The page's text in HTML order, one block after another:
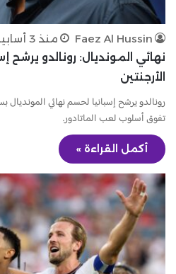
Faez Al Hussin
منذ 3 أسابيع
نهائي المونديال: رونالدو يرشح
الأرجنتين
رونالدو يرشح إسبانيا لحسم نهائي المونديال
تفوق أسلوب لعب الماتادور.
أكمل القراءة »